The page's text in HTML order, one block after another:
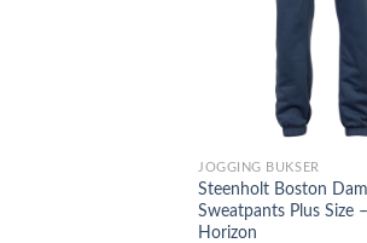
JOGGING BUKSER
Steenholt Boston
Sweatpants Plus Size
Horizon